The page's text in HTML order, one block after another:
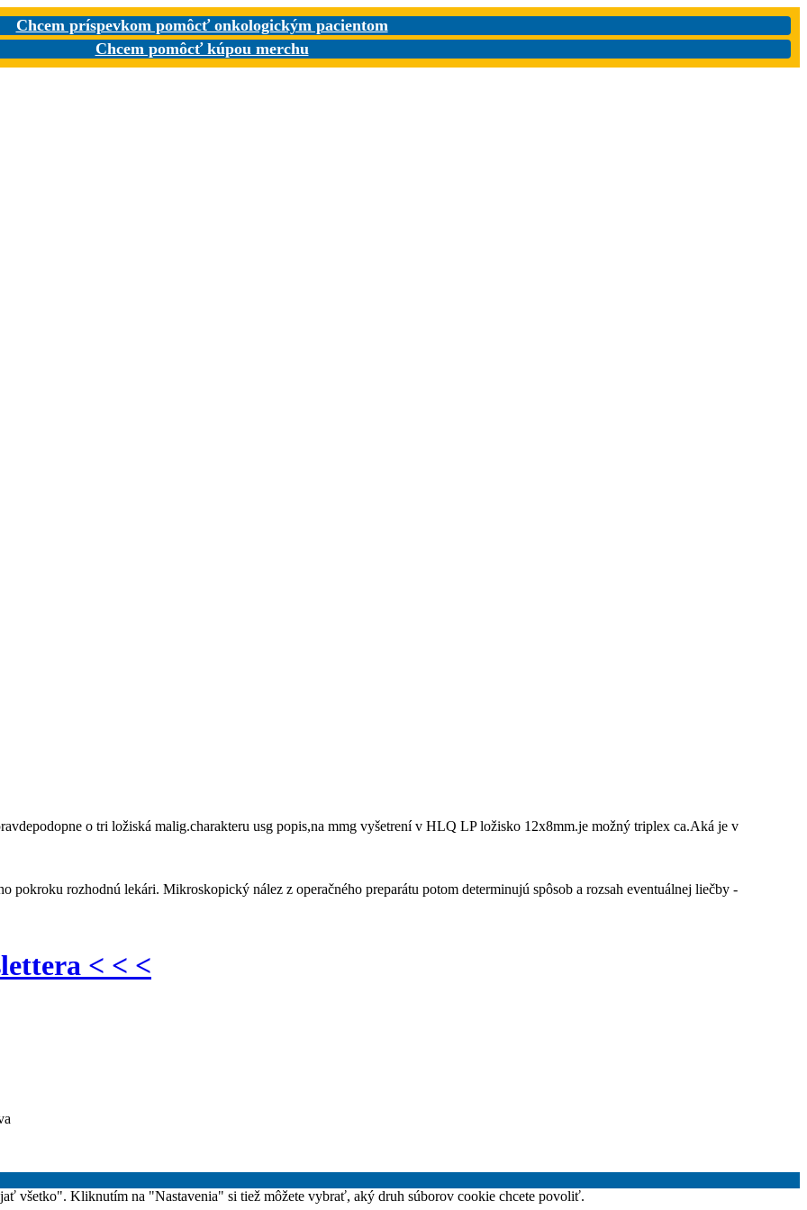
Chcem príspevkom pomôcť onkologickým pacientom
Chcem pomôcť kúpou merchu
o tri ložiská malig.charakteru usg popis,na mmg vyšetrení v HLQ LP ložisko 12x8mm.je možný triplex ca.Aká je v
rozhodnú lekári. Mikroskopický nález z operačného preparátu potom determinujú spôsob a rozsah eventuálnej liečby -
< < <
všetko". Kliknutím na "Nastavenia" si tiež môžete vybrať, aký druh súborov cookie chcete povoliť.